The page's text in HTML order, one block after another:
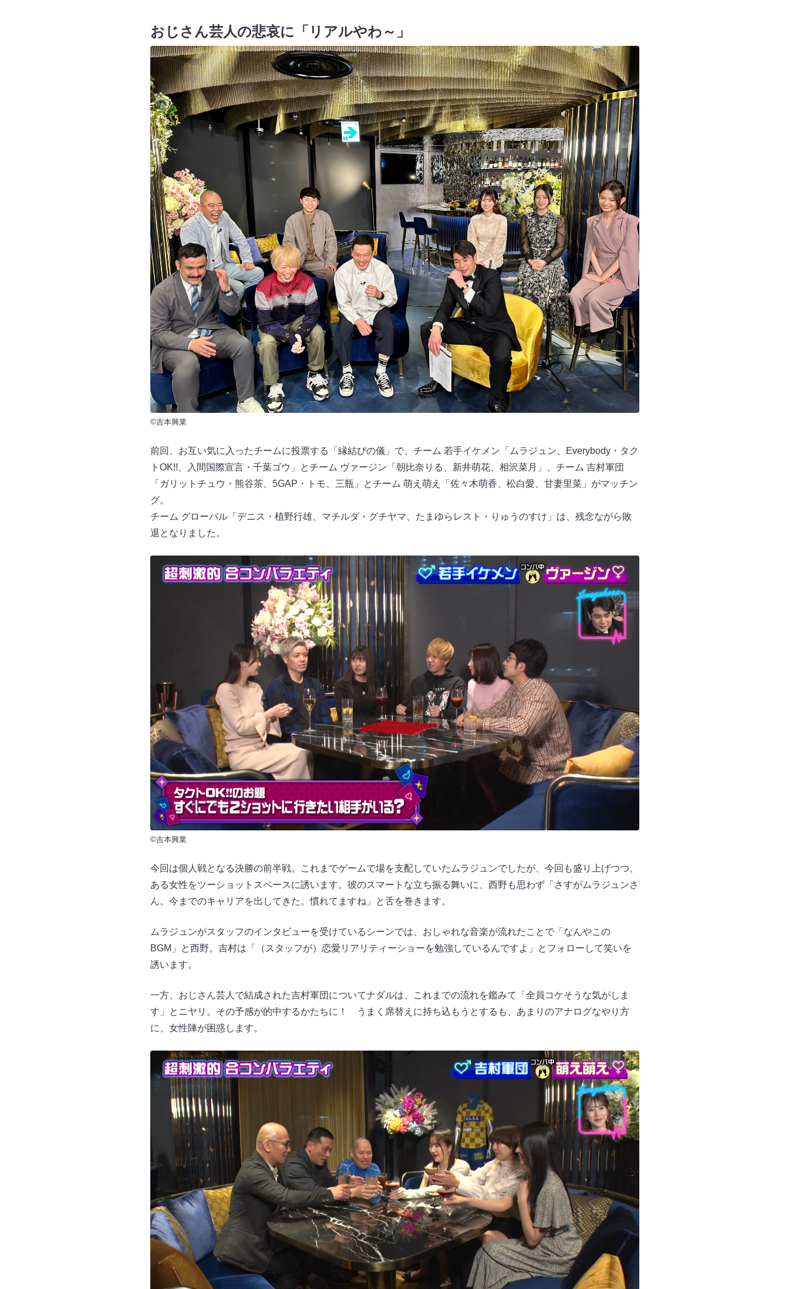
おじさん芸人の悲哀に「リアルやわ～」
©吉本興業
前回、お互い気に入ったチームに投票する「縁結びの儀」で、チーム 若手イケメン「ムラジュン、Everybody・タク
トOK!!、入間国際宣言・千葉ゴウ」とチーム ヴァージン「朝比奈りる、新井萌花、相沢菜月」、チーム 吉村軍団
「ガリットチュウ・熊谷茶、5GAP・トモ、三瓶」とチーム 萌え萌え「佐々木萌香、松白愛、甘妻里菜」がマッチン
グ。
チーム グローバル「デニス・植野行雄、マチルダ・グチヤマ、たまゆらレスト・りゅうのすけ」は、残念ながら敗
退となりました。
©吉本興業
今回は個人戦となる決勝の前半戦。これまでゲームで場を支配していたムラジュンでしたが、今回も盛り上げつつ、
ある女性をツーショットスペースに誘います。彼のスマートな立ち振る舞いに、西野も思わず「さすがムラジュンさ
ん。今までのキャリアを出してきた。慣れてますね」と舌を巻きます。
ムラジュンがスタッフのインタビューを受けているシーンでは、おしゃれな音楽が流れたことで「なんやこの
BGM」と西野。吉村は「（スタッフが）恋愛リアリティーショーを勉強しているんですよ」とフォローして笑いを
誘います。
一方、おじさん芸人で結成された吉村軍団についてナダルは、これまでの流れを鑑みて「全員コケそうな気がしま
す」とニヤリ。その予感が的中するかたちに！ うまく席替えに持ち込もうとするも、あまりのアナログなやり方
に、女性陣が困惑します。